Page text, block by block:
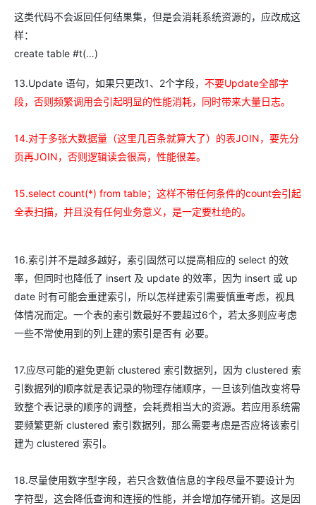
这类代码不会返回任何结果集，但是会消耗系统资源的，应改成这
样：
create table #t(…)
13.Update 语句，如果只更改1、2个字段， 不要Update全部字
段，否则频繁调用会引起明显的性能消耗，同时带来大量日志。
14.对于多张大数据量（这里几百条就算大了）的表JOIN，要先分
页再JOIN，否则逻辑读会很高，性能很差。
15.select count(*) from table；这样不带任何条件的count会引起
全表扫描，并且没有任何业务意义，是一定要杜绝的。
16.索引并不是越多越好，索引固然可以提高相应的 select 的效
率，但同时也降低了 insert 及 update 的效率，因为 insert 或 up
date 时有可能会重建索引，所以怎样建索引需要慎重考虑，视具
体情况而定。一个表的索引数最好不要超过6个，若太多则应考虑
一些不常使用到的列上建的索引是否有 必要。
17.应尽可能的避免更新 clustered 索引数据列，因为 clustered 索
引数据列的顺序就是表记录的物理存储顺序，一旦该列值改变将导
致整个表记录的顺序的调整，会耗费相当大的资源。若应用系统需
要频繁更新 clustered 索引数据列，那么需要考虑是否应将该索引
建为 clustered 索引。
18.尽量使用数字型字段，若只含数值信息的字段尽量不要设计为
字符型，这会降低查询和连接的性能，并会增加存储开销。这是因